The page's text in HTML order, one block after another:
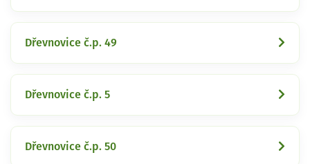
Dřevnovice č.p. 49
Dřevnovice č.p. 5
Dřevnovice č.p. 50